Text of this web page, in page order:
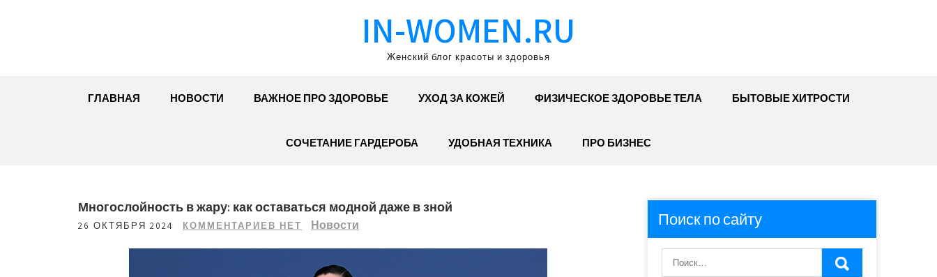
IN-WOMEN.RU
Женский блог красоты и здоровья
ГЛАВНАЯ НОВОСТИ ВАЖНОЕ ПРО ЗДОРОВЬЕ УХОД ЗА КОЖЕЙ ФИЗИЧЕСКОЕ ЗДОРОВЬЕ ТЕЛА БЫТОВЫЕ ХИТРОСТИ
СОЧЕТАНИЕ ГАРДЕРОБА УДОБНАЯ ТЕХНИКА ПРО БИЗНЕС
Многослойность в жару: как оставаться модной даже в зной
26 ОКТЯБРЯ 2024 КОММЕНТАРИЕВ НЕТ Новости Поиск по сайту